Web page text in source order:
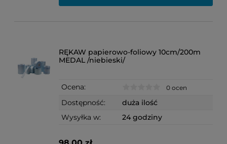
RĘKAW papierowo-foliowy 10cm/200m
MEDAL /niebieski/
Ocena: 0 ocen
Dostępność:
duża ilość
Wysyłka w:
24 godziny